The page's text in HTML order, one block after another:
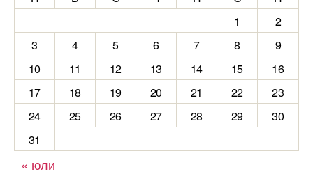
1
2
3
4 5 6 7 8
9
10
11 12 13 14 15
16
17
18 19 20 21 22
23
24
25 26 27 28 29
30
31
« юли